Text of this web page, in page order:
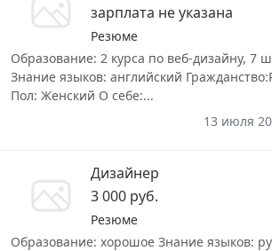
зарплата не указана
Резюме
Образование: 2 курса по веб-дизайну, 7
Знание языков: английский
Пол: Женский О себе:...
13 июля
Дизайнер
3 000 руб.
Резюме
Образование: хорошое Знание языков: